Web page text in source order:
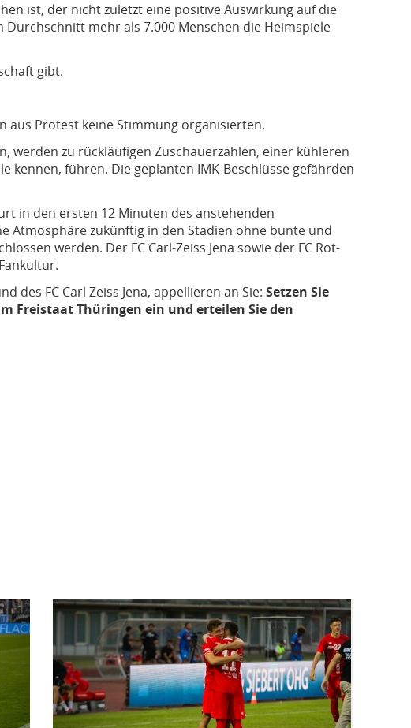
ist, der nicht zuletzt eine positive Auswirkung auf die
mehr als 7.000 Menschen die Heimspiele
gibt.
aus Protest keine Stimmung organisierten.
werden zu rückläufigen Zuschauerzahlen, einer kühleren
kennen, führen. Die geplanten IMK-Beschlüsse gefährden
in den ersten 12 Minuten des anstehenden
Atmosphäre zukünftig in den Stadien ohne bunte und
werden. Der FC Carl-Zeiss Jena sowie der FC Rot-
des FC Carl Zeiss Jena, appellieren an Sie: Setzen Sie
Freistaat Thüringen ein und erteilen Sie den